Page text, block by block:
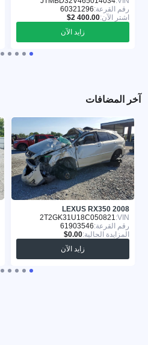
رقم القرعة:60321296
اشترِ الآن:
زايد الآن
آخر المضافات
LEXUS RX350 2008
VIN:
2T2GK31U18C050821
رقم القرعة:61903546
المزايدة الحالية:
زايد الآن